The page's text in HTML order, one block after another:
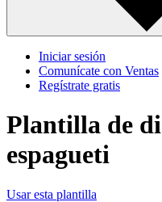
Iniciar sesión
Comunícate con Ventas
Regístrate gratis
Plantilla de
espagueti
Usar esta plantilla